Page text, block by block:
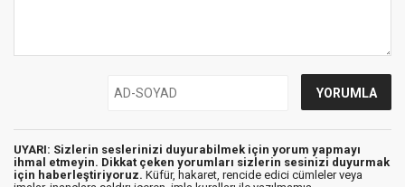
UYARI: Sizlerin seslerinizi duyurabilmek için yorum yapmayı
ihmal etmeyin. Dikkat çeken yorumları sizlerin sesinizi duyurmak
için haberleştiriyoruz. Küfür, hakaret, rencide edici cümleler veya